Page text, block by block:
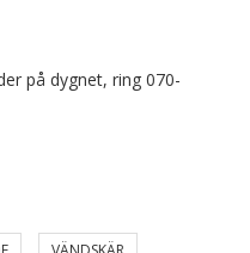
på dygnet, ring 070-